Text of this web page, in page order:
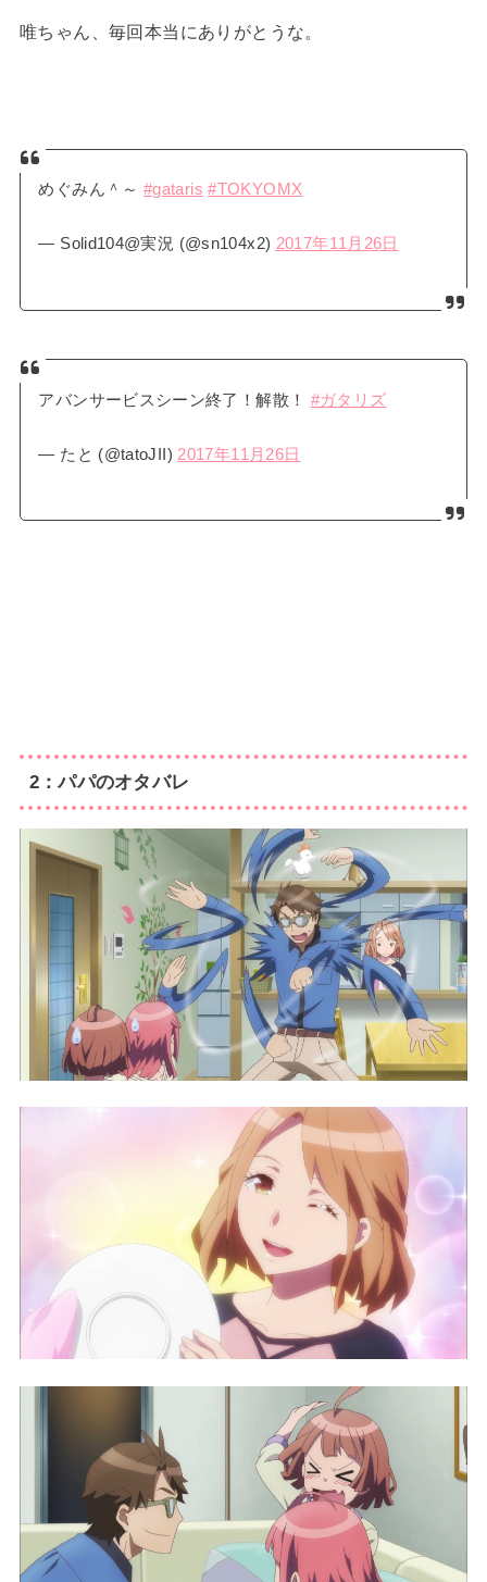
唯ちゃん、毎回本当にありがとうな。
めぐみん＾～ #gataris #TOKYOMX
— Solid104@実況 (@sn104x2) 2017年11月26日
アバンサービスシーン終了！解散！ #ガタリズ
— たと (@tatoJII) 2017年11月26日
2：パパのオタバレ